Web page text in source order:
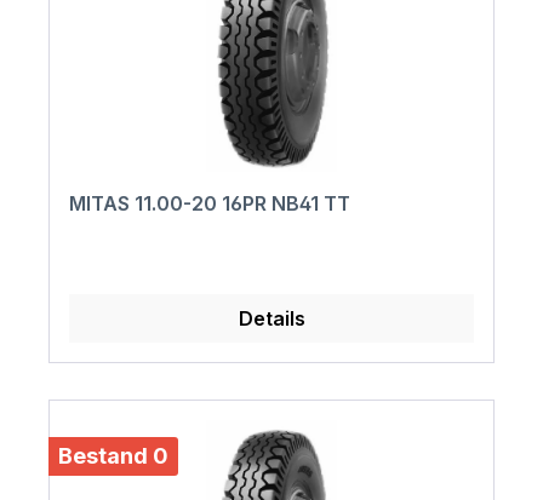
MITAS 11.00-20 16PR NB41 TT
Details
Bestand 0